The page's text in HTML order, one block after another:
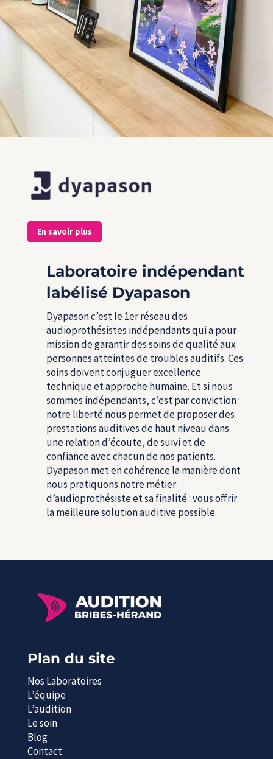
En savoir plus
Laboratoire indépendant
labélisé Dyapason
Dyapason c’est le 1erréseau des
audioprothésistes indépendants qui a pour
mission de garantir des soins de qualité aux
personnes atteintes de troubles auditifs. Ces
soins doivent conjuguer excellence
technique et approche humaine. Et si nous
sommes indépendants, c’est par conviction :
notre liberté nous permet de proposer des
prestations auditives de haut niveau dans
une relation d’écoute, de suivi et de
confiance avec chacun de nos patients.
Dyapason met en cohérence la manière dont
nous pratiquons notre métier
d’audioprothésiste et sa finalité : vous offrir
la meilleure solution auditive possible.
Plan du site
Nos Laboratoires
L’équipe
L’audition
Le soin
Blog
Contact